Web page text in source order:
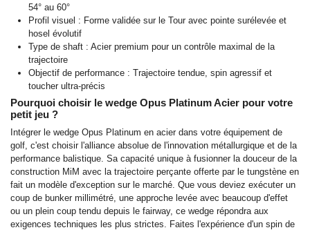
54° au 60°
Profil visuel : Forme validée sur le Tour avec pointe surélevée et
hosel évolutif
Type de shaft : Acier premium pour un contrôle maximal de la
trajectoire
Objectif de performance : Trajectoire tendue, spin agressif et
toucher ultra-précis
Pourquoi choisir le wedge Opus Platinum Acier pour votre
petit jeu ?
Intégrer le wedge Opus Platinum en acier dans votre équipement de
golf, c'est choisir l'alliance absolue de l'innovation métallurgique et de la
performance balistique. Sa capacité unique à fusionner la douceur de la
construction MiM avec la trajectoire perçante offerte par le tungstène en
fait un modèle d'exception sur le marché. Que vous deviez exécuter un
coup de bunker millimétré, une approche levée avec beaucoup d'effet
ou un plein coup tendu depuis le fairway, ce wedge répondra aux
exigences techniques les plus strictes. Faites l'expérience d'un spin de